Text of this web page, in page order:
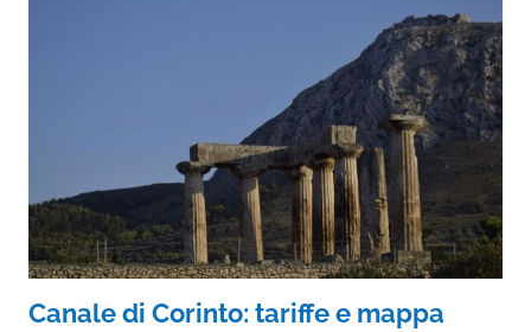
Canale di Corinto: tariffe e mappa